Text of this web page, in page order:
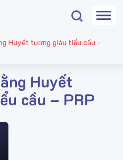
Huyết tương giàu tiểu cầu -
Huyết
cầu – PRP